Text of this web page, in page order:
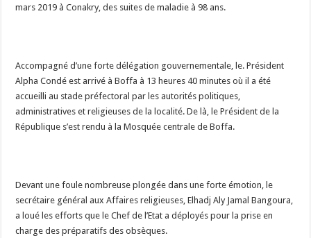
mars 2019 à Conakry, des suites de maladie à 98 ans.
Accompagné d’une forte délégation gouvernementale, le. Président
Alpha Condé est arrivé à Boffa à 13 heures 40 minutes où il a été
accueilli au stade préfectoral par les autorités politiques,
administratives et religieuses de la localité. De là, le Président de la
République s’est rendu à la Mosquée centrale de Boffa.
Devant une foule nombreuse plongée dans une forte émotion, le
secrétaire général aux Affaires religieuses, Elhadj Aly Jamal Bangoura,
a loué les efforts que le Chef de l’Etat a déployés pour la prise en
charge des préparatifs des obsèques.